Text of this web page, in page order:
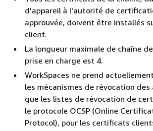
d'appareil à l'autorité de
approuvée, doivent être installés
client.
La longueur maximale de chaîne
prise en charge est 4.
WorkSpaces ne prend
les mécanismes de révocation des
que les listes de révocation de
le protocole OCSP (Online
Protocol), pour les certificats